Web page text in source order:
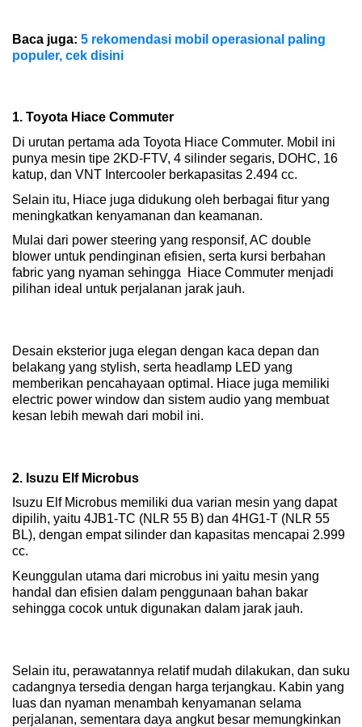
Baca juga: 5 rekomendasi mobil operasional paling
populer, cek disini
1. Toyota Hiace Commuter
Di urutan pertama ada Toyota Hiace Commuter. Mobil ini
punya mesin tipe 2KD-FTV, 4 silinder segaris, DOHC, 16
katup, dan VNT Intercooler berkapasitas 2.494 cc.
Selain itu, Hiace juga didukung oleh berbagai fitur yang
meningkatkan kenyamanan dan keamanan.
Mulai dari power steering yang responsif, AC double
blower untuk pendinginan efisien, serta kursi berbahan
fabric yang nyaman sehingga  Hiace Commuter menjadi
pilihan ideal untuk perjalanan jarak jauh.
Desain eksterior juga elegan dengan kaca depan dan
belakang yang stylish, serta headlamp LED yang
memberikan pencahayaan optimal. Hiace juga memiliki
electric power window dan sistem audio yang membuat
kesan lebih mewah dari mobil ini.
2. Isuzu Elf Microbus
Isuzu Elf Microbus memiliki dua varian mesin yang dapat
dipilih, yaitu 4JB1-TC (NLR 55 B) dan 4HG1-T (NLR 55
BL), dengan empat silinder dan kapasitas mencapai 2.999
cc.
Keunggulan utama dari microbus ini yaitu mesin yang
handal dan efisien dalam penggunaan bahan bakar
sehingga cocok untuk digunakan dalam jarak jauh.
Selain itu, perawatannya relatif mudah dilakukan, dan suku
cadangnya tersedia dengan harga terjangkau. Kabin yang
luas dan nyaman menambah kenyamanan selama
perjalanan, sementara daya angkut besar memungkinkan